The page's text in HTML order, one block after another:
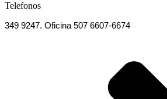
Telefonos
349 9247. Oficina 507 6607-6674